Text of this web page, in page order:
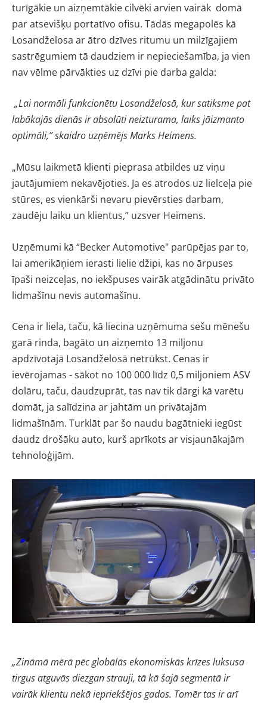
turīgākie un aizņemtākie cilvēki arvien vairāk domā
par atsevišķu portatīvo ofisu. Tādās megapolēs kā
Losandželosa ar ātro dzīves ritumu un milzīgajiem
sastrēgumiem tā daudziem ir nepieciešamība, ja vien
nav vēlme pārvākties uz dzīvi pie darba galda:
„Lai normāli funkcionētu Losandželosā, kur satiksme pat
labākajās dienās ir absolūti neizturama, laiks jāizmanto
optimāli,” skaidro uzņēmējs Marks Heimens.
„Mūsu laikmetā klienti pieprasa atbildes uz viņu
jautājumiem nekavējoties. Ja es atrodos uz lielceļa pie
stūres, es vienkārši nevaru pievērsties darbam,
zaudēju laiku un klientus,” uzsver Heimens.
Uzņēmumi kā “Becker Automotive" parūpējas par to,
lai amerikāņiem ierasti lielie džipi, kas no ārpuses
īpaši neizceļas, no iekšpuses vairāk atgādinātu privāto
lidmašīnu nevis automašīnu.
Cena ir liela, taču, kā liecina uzņēmuma sešu mēnešu
garā rinda, bagāto un aizņemto 13 miljonu
apdzīvotajā Losandželosā netrūkst. Cenas ir
ievērojamas - sākot no 100 000 līdz 0,5 miljoniem ASV
dolāru, taču, daudzuprāt, tas nav tik dārgi kā varētu
domāt, ja salīdzina ar jahtām un privātajām
lidmašīnām. Turklāt par šo naudu bagātnieki iegūst
daudz drošāku auto, kurš aprīkots ar visjaunākajām
tehnoloģijām.
„Zināmā mērā pēc globālās ekonomiskās krīzes luksusa
tirgus atguvās diezgan strauji, tā kā šajā segmentā ir
vairāk klientu nekā iepriekšējos gados. Tomēr tas ir arī